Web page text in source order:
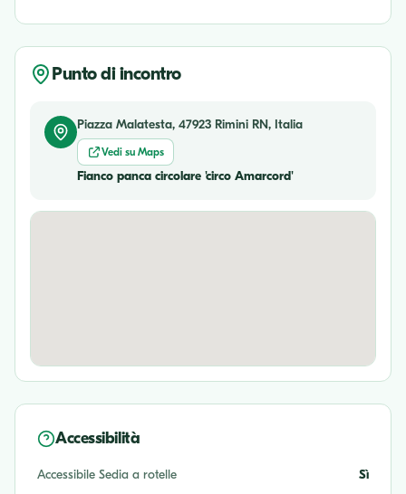
Punto di incontro
Piazza Malatesta, 47923 Rimini RN, Italia
Vedi su Maps
Fianco panca circolare 'circo Amarcord'
Accessibilità
Accessibile Sedia a rotelle
Sì